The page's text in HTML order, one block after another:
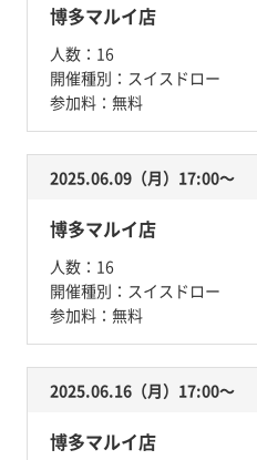
博多マルイ店
人数： 16
開催種別： スイスドロー
参加料： 無料
2025.06.09（月）17:00〜
博多マルイ店
人数： 16
開催種別： スイスドロー
参加料： 無料
2025.06.16（月）17:00〜
博多マルイ店